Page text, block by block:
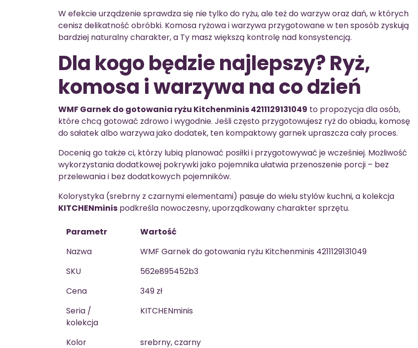
W efekcie urządzenie sprawdza się nie tylko do ryżu, ale też do warzyw oraz dań, w których
cenisz delikatność obróbki. Komosa ryżowa i warzywa przygotowane w ten sposób zyskują
bardziej naturalny charakter, a Ty masz większą kontrolę nad konsystencją.
Dla kogo będzie najlepszy? Ryż,
komosa i warzywa na co dzień
WMF Garnek do gotowania ryżu Kitchenminis 4211129131049 to propozycja dla osób,
które chcą gotować zdrowo i wygodnie. Jeśli często przygotowujesz ryż do obiadu, komosę
do sałatek albo warzywa jako dodatek, ten kompaktowy garnek upraszcza cały proces.
Docenią go także ci, którzy lubią planować posiłki i przygotowywać je wcześniej. Możliwość
wykorzystania dodatkowej pokrywki jako pojemnika ułatwia przenoszenie porcji – bez
przelewania i bez dodatkowych pojemników.
Kolorystyka (srebrny z czarnymi elementami) pasuje do wielu stylów kuchni, a kolekcja
KITCHENminis podkreśla nowoczesny, uporządkowany charakter sprzętu.
Parametr
Wartość
Nazwa
WMF Garnek do gotowania ryżu Kitchenminis 4211129131049
SKU
562e895452b3
Cena
349 zł
Seria /
kolekcja
KITCHENminis
Kolor srebrny, czarny